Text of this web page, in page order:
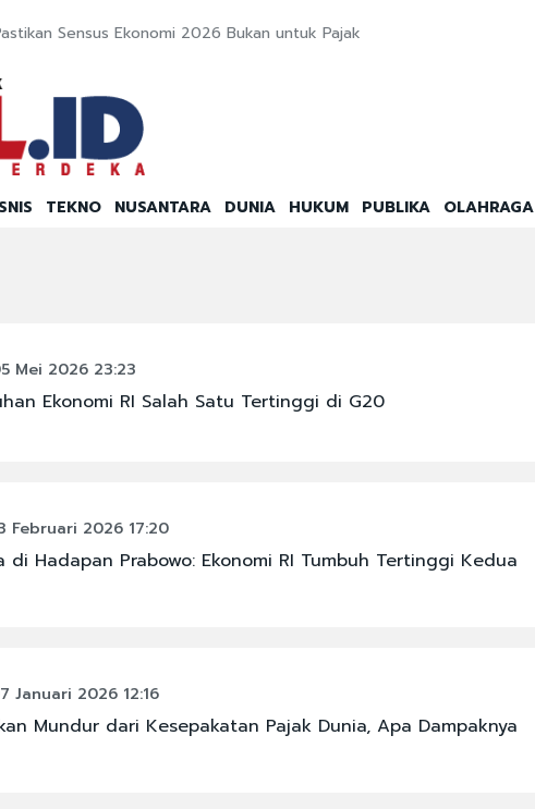
Sensus Ekonomi 2026 Bukan untuk Pajak
TEKNO NUSANTARA DUNIA HUKUM PUBLIKA OLAHRAGA
Mei 2026 23:23
Ekonomi RI Salah Satu Tertinggi di G20
Februari 2026 17:20
di Hadapan Prabowo: Ekonomi RI Tumbuh Tertinggi Kedua
Januari 2026 12:16
Mundur dari Kesepakatan Pajak Dunia, Apa Dampaknya